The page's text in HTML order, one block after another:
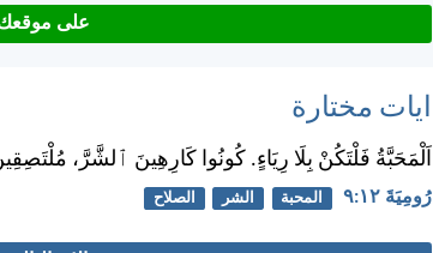
على
ايات مختارة
اَلْمَحَبَّةُ فَلْتَكُنْ بِلَا رِيَاءٍ. كُونُوا كَارِهِينَ ٱلشَّرَّ،
رُومِيَةَ ١٢:‏٩ المحبة الشر الصلاح